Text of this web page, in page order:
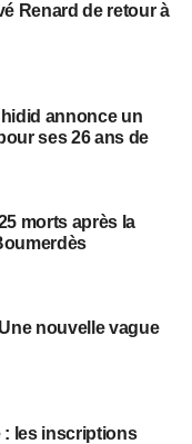
Renard de retour à
annonce un
ses 26 ans de
morts après la
nouvelle vague
: les inscriptions